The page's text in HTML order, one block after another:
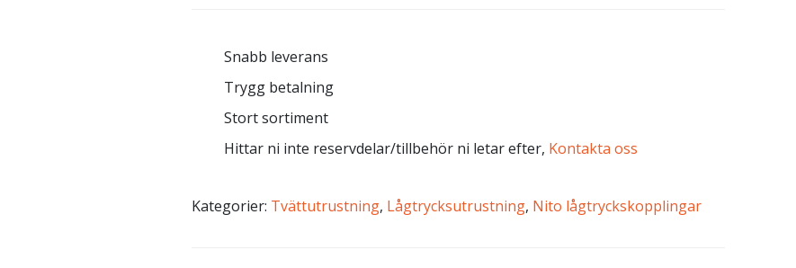
Snabb leverans
Trygg betalning
Stort sortiment
Hittar ni inte reservdelar/tillbehör ni letar efter, Kontakta oss
Kategorier: Tvättutrustning, Lågtrycksutrustning, Nito lågtryckskopplingar